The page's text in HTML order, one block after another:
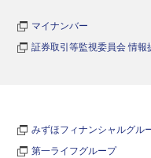
マイナンバー
証券取引等監視委員会 情報
みずほフィナンシャルグル
第一ライフグループ